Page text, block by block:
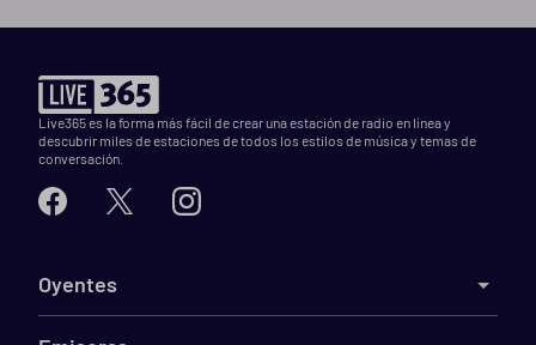
Live365 es la forma más fácil de crear una estación de radio en línea y
descubrir miles de estaciones de todos los estilos de música y temas de
conversación.
Oyentes